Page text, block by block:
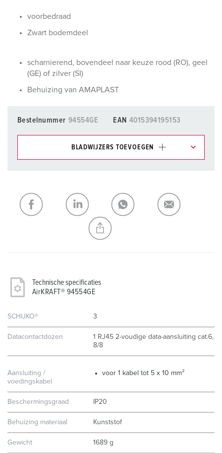
voorbedraad
Zwart bodemdeel
scharnierend, bovendeel naar keuze rood (RO), geel
(GE) of zilver (SI)
Behuizing van AMAPLAST
Bestelnummer 94554GE EAN 4015394195153
BLADWIJZERS TOEVOEGEN
Mijn lijst TOEVOEGEN
NIEUW LIJST MAKEN
Technische specificaties
AirKRAFT® 94554GE
SCHUKO® 3
Datacontactdozen
1 RJ45 2-voudige data-aansluiting cat.6,
8/8
Aansluiting /
voedingskabel
voor 1 kabel tot 5 x 10 mm²
Beschermingsgraad IP20
Behuizing materiaal Kunststof
Gewicht 1689 g